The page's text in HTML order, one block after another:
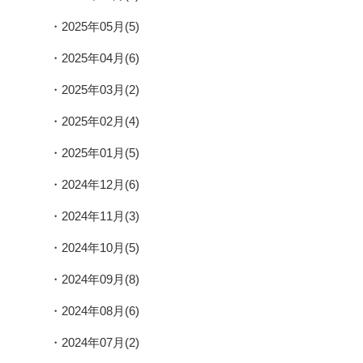
2025年05月(5)
2025年04月(6)
2025年03月(2)
2025年02月(4)
2025年01月(5)
2024年12月(6)
2024年11月(3)
2024年10月(5)
2024年09月(8)
2024年08月(6)
2024年07月(2)